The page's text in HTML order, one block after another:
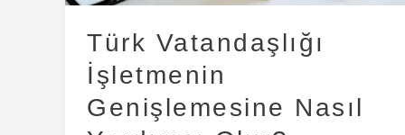
Türk Vatandaşlığı
İşletmenin
Genişlemesine Nasıl